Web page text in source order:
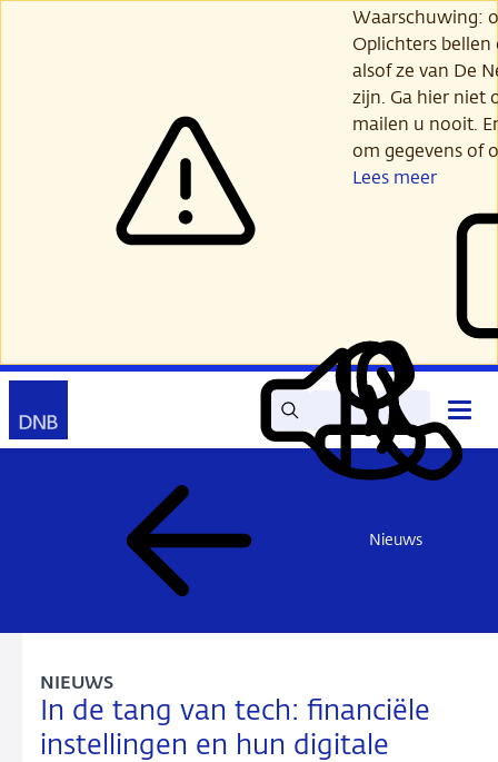
Waarschuwing:
Oplichters
alsof ze van De
zijn. Ga hier niet
mailen u nooit.
om gegevens of
Lees meer
Zoek Lees
voor
Mijn
DNB
Contact
Nieuws
In de tang van tech: financiële
instellingen en hun digitale
NIEUWS